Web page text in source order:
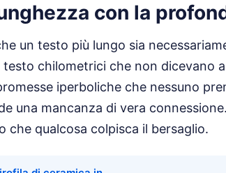
con la
un testo più lungo sia
chilometrici che non dicevano
iperboliche che nessuno
una mancanza di vera
che qualcosa colpisca il bersaglio.